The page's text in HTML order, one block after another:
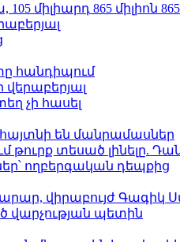
միլիարդ 865 միլիոն
հանդիպում
չի հասել
են մանրամասներ
տեսած լինելը.
ողբերգական դեպքից
վիրաբույժ Գագիկ
վարչության պետին